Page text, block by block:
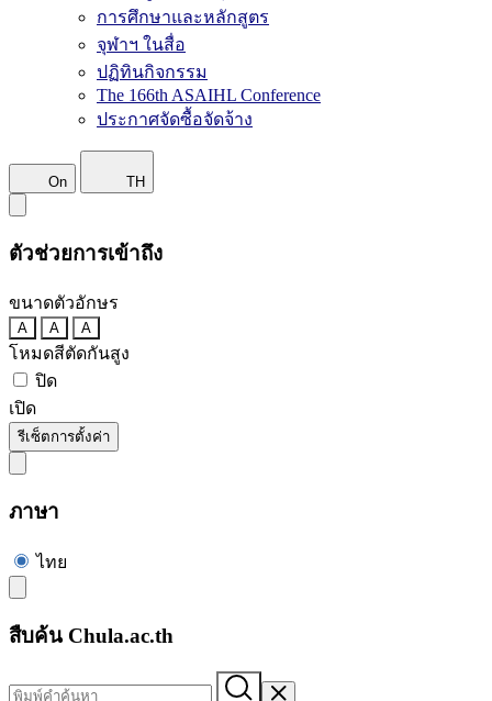
การศึกษาและหลักสูตร
จุฬาฯ ในสื่อ
ปฏิทินกิจกรรม
The 166th ASAIHL Conference
ประกาศจัดซื้อจัดจ้าง
On TH
ตัวช่วยการเข้าถึง
ขนาดตัวอักษร
A A A
โหมดสีตัดกันสูง
ปิด
เปิด
รีเซ็ตการตั้งค่า
ภาษา
ไทย
สืบค้น Chula.ac.th